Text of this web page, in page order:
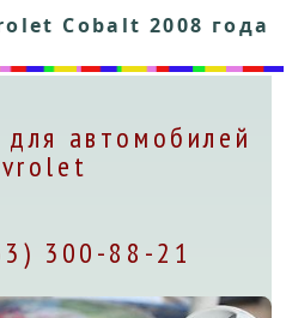
Cobalt 2008 года
автомобилей
300-88-21